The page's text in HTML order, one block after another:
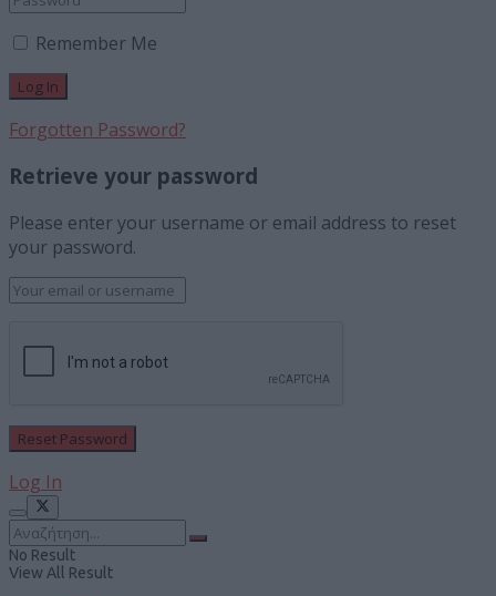
Remember Me
Forgotten Password?
Retrieve your password
Please enter your username or email address to reset
your password.
Log In
No Result
View All Result